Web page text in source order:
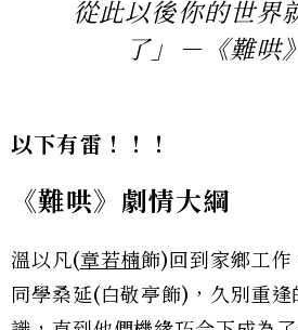
從此以後你的世界
了」－《難哄
以下有雷！！！
《難哄》劇情大綱
溫以凡(章若楠飾)回到家鄉工
同學桑延(白敬亭飾)，久別重